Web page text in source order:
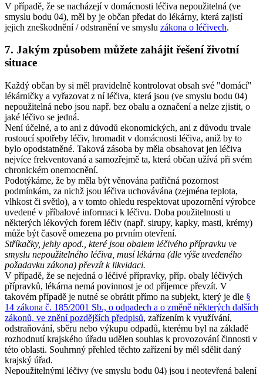
V případě, že se nacházejí v domácnosti léčiva nepoužitelná (ve
smyslu bodu 04), měl by je občan předat do lékárny, která zajistí
jejich zneškodnění / odstranění ve smyslu zákona o léčivech.
7. Jakým způsobem můžete zahájit řešení životní
situace
Každý občan by si měl pravidelně kontrolovat obsah své "domácí"
lékárničky a vyřazovat z ní léčiva, která jsou (ve smyslu bodu 04)
nepoužitelná nebo jsou např. bez obalu a označení a nelze zjistit, o
jaké léčivo se jedná.
Není účelné, a to ani z důvodů ekonomických, ani z důvodu trvale
rostoucí spotřeby léčiv, hromadit v domácnosti léčiva, aniž by to
bylo opodstatněné. Taková zásoba by měla obsahovat jen léčiva
nejvíce frekventovaná a samozřejmě ta, která občan užívá při svém
chronickém onemocnění.
Podotýkáme, že by měla být věnována patřičná pozornost
podmínkám, za nichž jsou léčiva uchovávána (zejména teplota,
vlhkost či světlo), a v tomto ohledu respektovat upozornění výrobce
uvedené v příbalové informaci k léčivu. Doba použitelnosti u
některých lékových forem léčiv (např. sirupy, kapky, masti, krémy)
může být časově omezena po prvním otevření.
Stříkačky, jehly apod., které jsou obalem léčivého přípravku ve
smyslu nepoužitelného léčiva, musí lékárna (dle výše uvedeného
požadavku zákona) převzít k likvidaci.
V případě, že se nejedná o léčivé přípravky, příp. obaly léčivých
přípravků, lékárna nemá povinnost je od příjemce převzít. V
takovém případě je nutné se obrátit přímo na subjekt, který je dle §
14 zákona č. 185/2001 Sb., o odpadech a o změně některých dalších
zákonů, ve znění pozdějších předpisů, zařízením k využívání,
odstraňování, sběru nebo výkupu odpadů, kterému byl na základě
rozhodnutí krajského úřadu udělen souhlas k provozování činnosti v
této oblasti. Souhrnný přehled těchto zařízení by měl sdělit daný
krajský úřad.
Nepoužitelnými léčivy (ve smyslu bodu 04) jsou i neotevřená balení